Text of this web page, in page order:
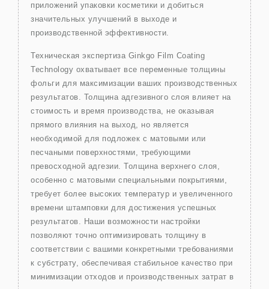
приложений упаковки косметики и добиться
значительных улучшений в выходе и
производственной эффективности.
Техническая экспертиза Ginkgo Film Coating
Technology охватывает все переменные толщины
фольги для максимизации ваших производственных
результатов. Толщина адгезивного слоя влияет на
стоимость и время производства, не оказывая
прямого влияния на выход, но является
необходимой для подложек с матовыми или
песчаными поверхностями, требующими
превосходной адгезии. Толщина верхнего слоя,
особенно с матовыми специальными покрытиями,
требует более высоких температур и увеличенного
времени штамповки для достижения успешных
результатов. Наши возможности настройки
позволяют точно оптимизировать толщину в
соответствии с вашими конкретными требованиями
к субстрату, обеспечивая стабильное качество при
минимизации отходов и производственных затрат в